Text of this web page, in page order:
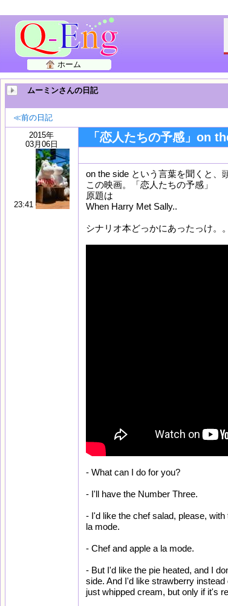
ホーム
ムーミンさんの日記
≪前の日記
2015年
03月06日
23:41
「恋人たちの予感」on
on the side という言葉を聞くと、
この映画。「恋人たちの予感」
原題は
When Harry Met Sally..
シナリオ本どっかにあったっけ。
- What can I do for you?
- I'll have the Number Three.
- I'd like the chef salad, please,
la mode.
- Chef and apple a la mode.
- But I'd like the pie heated, and I
side. And I'd like strawberry
just whipped cream, but only if it's